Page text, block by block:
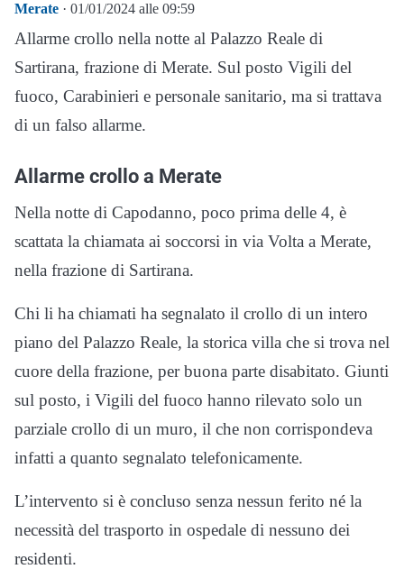
Merate · 01/01/2024 alle 09:59
Allarme crollo nella notte al Palazzo Reale di
Sartirana, frazione di Merate. Sul posto Vigili del
fuoco, Carabinieri e personale sanitario, ma si trattava
di un falso allarme.
Allarme crollo a Merate
Nella notte di Capodanno, poco prima delle 4, è
scattata la chiamata ai soccorsi in via Volta a Merate,
nella frazione di Sartirana.
Chi li ha chiamati ha segnalato il crollo di un intero
piano del Palazzo Reale, la storica villa che si trova nel
cuore della frazione, per buona parte disabitato. Giunti
sul posto, i Vigili del fuoco hanno rilevato solo un
parziale crollo di un muro, il che non corrispondeva
infatti a quanto segnalato telefonicamente.
L’intervento si è concluso senza nessun ferito né la
necessità del trasporto in ospedale di nessuno dei
residenti.